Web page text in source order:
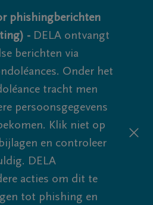
phishingberichten
- DELA ontvangt
berichten via
Onder het
tracht men
persoonsgegevens
Klik niet op
en controleer
DELA
acties om dit te
tot phishing en